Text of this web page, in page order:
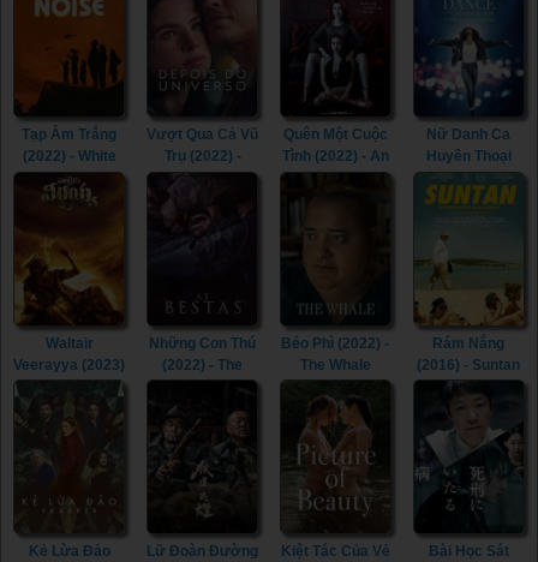
Tạp Âm Trắng
(2022) - White
Noise (2022)
Vượt Qua Cả Vũ
Trụ (2022) -
Beyond the
Universe (2022)
Quên Một Cuộc
Tình (2022) - An
Affair to Forget
Nữ Danh Ca
Huyền Thoại
(2022) - Whitney
Houston: I
with Somebody
(2022)
Waltair
Veerayya (2023)
Veerayya (2023)
Những Con Thú
(2022) - The
Béo Phì (2022) -
The Whale
Rám Nắng
(2016) - Suntan
(2016)
Kẻ Lừa Đảo
Lữ Đoàn Đường
Kiệt Tác Của Vẻ
Bài Học Sát